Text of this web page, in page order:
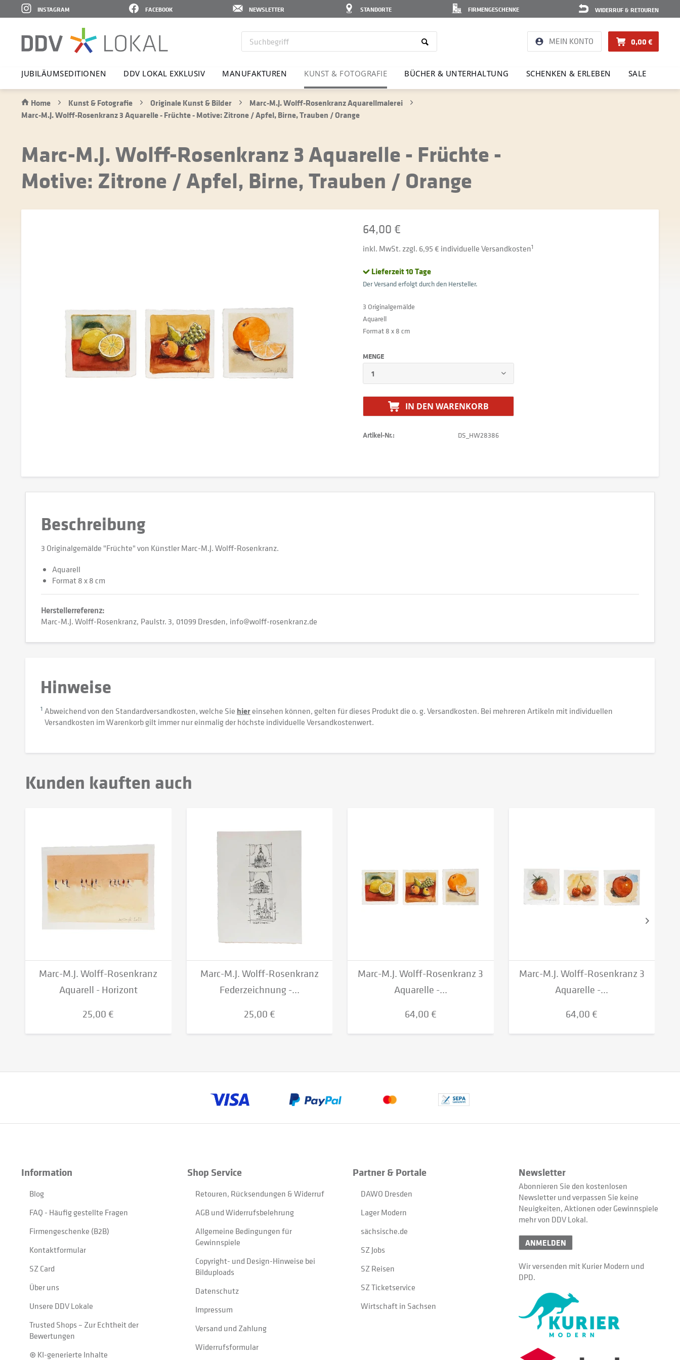
WIDERRUF & RETOUREN
FIRMENGESCHENKE
STANDORTE
NEWSLETTER
FACEBOOK
INSTAGRAM
MEIN KONTO 0,00 €
JUBI­LÄ­UMS­E­DI­TIONEN DDV LOKAL EXKLUSIV MANU­FAK­TUREN KUNST & FOTO­GRAFIE BÜCHER & UNTER­HAL­TUNG SCHENKEN & ERLEBEN SALE
Home Kunst & Fotografie Originale Kunst & Bilder
Marc-M.J. Wolff-Rosenkranz Aquarellmalerei
Marc-M.J. Wolff-Rosenkranz 3 Aquarelle - Früchte - Motive: Zitrone / Apfel, Birne, Trauben / Orange
Marc-M.J. Wolff-Rosenkranz 3 Aquarelle - Früchte -
Motive: Zitrone / Apfel, Birne, Trauben / Orange
64,00 €
inkl. MwSt. zzgl. 6,95 € individuelle Versandkosten1
Lieferzeit 10 Tage
Der Versand erfolgt durch den Hersteller.
3 Originalgemälde
Aquarell
Format 8 x 8 cm
MENGE
IN DEN WARENKORB
Artikel-Nr.: DS_HW28386
Beschreibung
3 Originalgemälde "Früchte" von Künstler Marc-M.J. Wolff-Rosenkranz.
Aquarell
Format 8 x 8 cm
Herstellerreferenz:
Marc-M.J. Wolff-Rosenkranz Paulstr. 3 01099 Dresden info@wolff-rosenkranz.de
Hinweise
1 Abweichend von den Standardversandkosten, welche Sie hiereinsehen können, gelten für dieses Produkt die o. g. Versandkosten. Bei mehreren Artikeln mit individuellen
Versandkosten im Warenkorb gilt immer nur einmalig der höchste individuelle Versandkostenwert.
Kunden kauften auch
Marc-M.J. Wolff-Rosenkranz
Aquarell - Horizont
25,00 €
Marc-M.J. Wolff-Rosenkranz
Federzeichnung -...
25,00 €
Marc-M.J. Wolff-Rosenkranz 3
Aquarelle -...
64,00 €
Marc-M.J. Wolff-Rosenkranz 3
Aquarelle -...
64,00 €
Information
Blog
FAQ - Häufig gestellte Fragen
Firmengeschenke (B2B)
Kontaktformular
SZ Card
Über uns
Unsere DDV Lokale
Trusted Shops – Zur Echtheit der
Bewertungen
⊛ KI-generierte Inhalte
Shop Service
Retouren, Rücksendungen & Widerruf
AGB und Widerrufsbelehrung
Allgemeine Bedingungen für
Gewinnspiele
Copyright- und Design-Hinweise bei
Bilduploads
Datenschutz
Impressum
Versand und Zahlung
Widerrufsformular
Partner & Portale
DAWO Dresden
Lager Modern
sächsische.de
SZ Jobs
SZ Reisen
SZ Ticketservice
Wirtschaft in Sachsen
Newsletter
Abonnieren Sie den kostenlosen
Newsletter und verpassen Sie keine
Neuigkeiten, Aktionen oder Gewinnspiele
mehr von DDV Lokal.
ANMELDEN
Wir versenden mit Kurier Modern und
DPD.